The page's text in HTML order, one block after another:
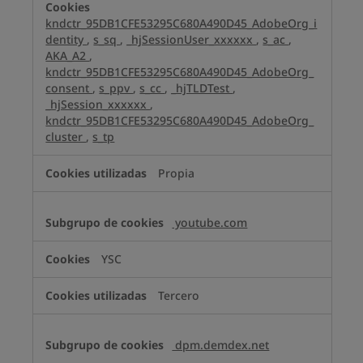
kndctr_95DB1CFE53295C680A490D45_AdobeOrg_i
dentity , s_sq , _hjSessionUser_xxxxxx , s_ac ,
AKA_A2 ,
kndctr_95DB1CFE53295C680A490D45_AdobeOrg_
consent , s_ppv , s_cc , _hjTLDTest ,
_hjSession_xxxxxx ,
kndctr_95DB1CFE53295C680A490D45_AdobeOrg_
cluster , s_tp
Propia
youtube.com
YSC
Tercero
dpm.demdex.net